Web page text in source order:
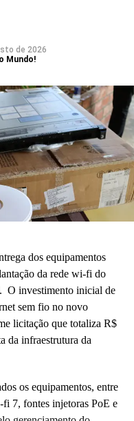
de 2026
Mundo!
dos equipamentos
da rede wi-fi do
O investimento inicial de
sem fio no novo
licitação que totaliza R$
da infraestrutura da
os equipamentos, entre
7, fontes injetoras PoE e